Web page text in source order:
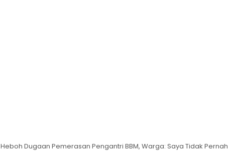
Heboh Dugaan Pemerasan Pengantri BBM, Warga: Saya Tidak Pernah